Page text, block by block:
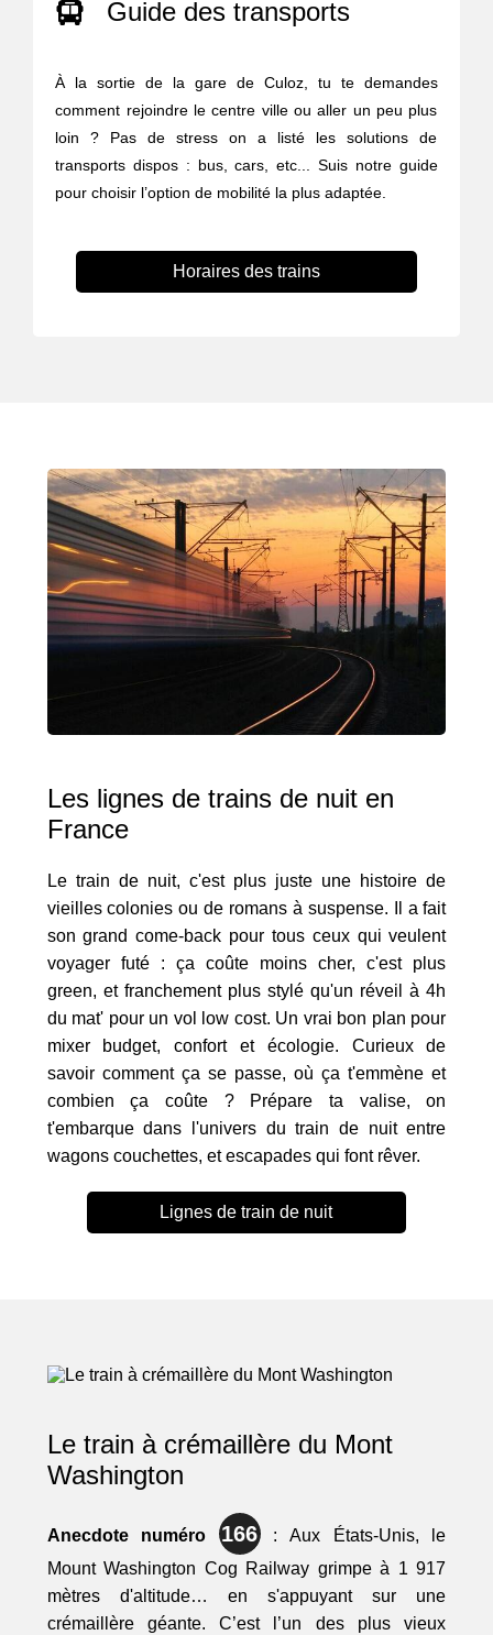
Guide des transports
À la sortie de la gare de Culoz, tu te demandes
comment rejoindre le centre ville ou aller un peu plus
loin ? Pas de stress on a listé les solutions de
transports dispos : bus, cars, etc... Suis notre guide
pour choisir l’option de mobilité la plus adaptée.
Horaires des trains
Les lignes de trains de nuit en
France
Le train de nuit, c'est plus juste une histoire de
vieilles colonies ou de romans à suspense. Il a fait
son grand come-back pour tous ceux qui veulent
voyager futé : ça coûte moins cher, c'est plus
green, et franchement plus stylé qu'un réveil à 4h
du mat' pour un vol low cost. Un vrai bon plan pour
mixer budget, confort et écologie. Curieux de
savoir comment ça se passe, où ça t'emmène et
combien ça coûte ? Prépare ta valise, on
t'embarque dans l'univers du train de nuit entre
wagons couchettes, et escapades qui font rêver.
Lignes de train de nuit
Le train à crémaillère du Mont
Washington
Anecdote numéro 166: Aux États-Unis, le
Mount Washington Cog Railway grimpe à 1 917
mètres d'altitude… en s'appuyant sur une
crémaillère géante. C’est l’un des plus vieux